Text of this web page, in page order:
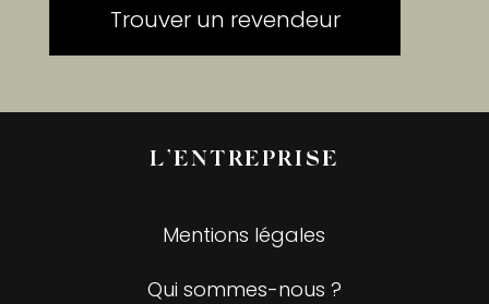
Trouver un revendeur
L’ENTREPRISE
Mentions légales
Qui sommes-nous ?